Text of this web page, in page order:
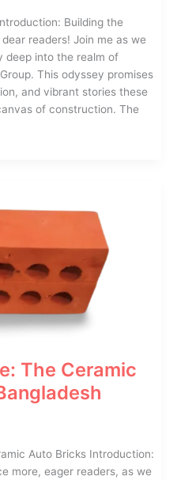
Building the
readers! Join me as we
deep into the realm of
This odyssey promises
and vibrant stories these
of construction. The
The Ceramic
Auto Bricks Introduction:
more, eager readers, as we